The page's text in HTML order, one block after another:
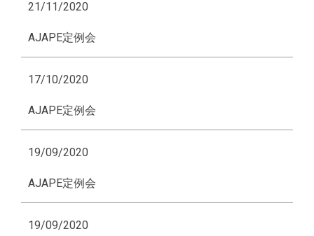
21/11/2020
AJAPE定例会
17/10/2020
AJAPE定例会
19/09/2020
AJAPE定例会
19/09/2020